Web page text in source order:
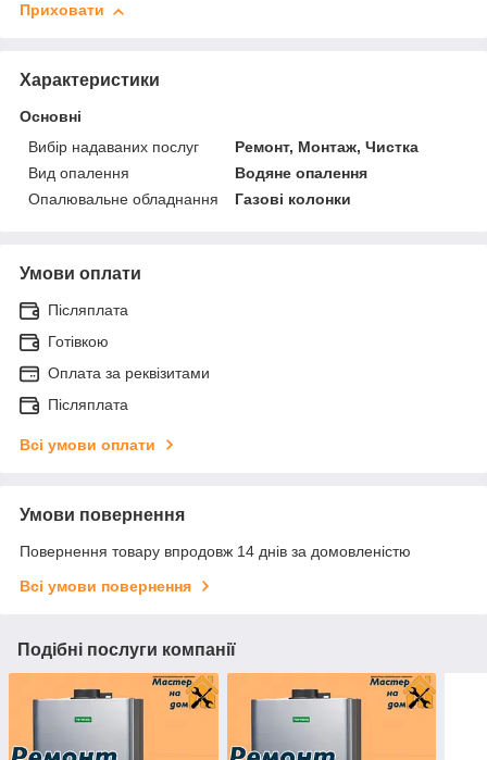
Приховати
Характеристики
Основні
Вибір надаваних послуг
Ремонт, Монтаж, Чистка
Вид опалення
Водяне опалення
Опалювальне обладнання
Газові колонки
Умови оплати
Післяплата
Готівкою
Оплата за реквізитами
Післяплата
Всі умови оплати
Умови повернення
Повернення товару впродовж 14 днів за домовленістю
Всі умови повернення
Подібні послуги компанії